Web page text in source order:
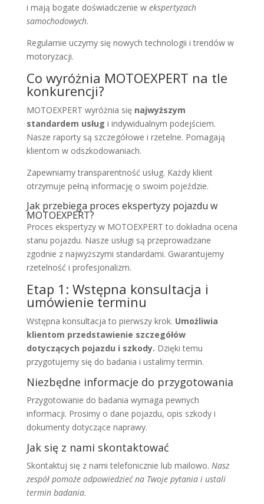
i mają bogate doświadczenie w ekspertyzach
samochodowych.
Regularnie uczymy się nowych technologii i trendów w
motoryzacji.
Co wyróżnia MOTOEXPERT na tle
konkurencji?
MOTOEXPERT wyróżnia się najwyższym
standardem usług i indywidualnym podejściem.
Nasze raporty są szczegółowe i rzetelne. Pomagają
klientom w odszkodowaniach.
Zapewniamy transparentność usług. Każdy klient
otrzymuje pełną informację o swoim pojeździe.
Jak przebiega proces ekspertyzy pojazdu w
MOTOEXPERT?
Proces ekspertyzy w MOTOEXPERT to dokładna ocena
stanu pojazdu. Nasze usługi są przeprowadzane
zgodnie z najwyższymi standardami. Gwarantujemy
rzetelność i profesjonalizm.
Etap 1: Wstępna konsultacja i
umówienie terminu
Wstępna konsultacja to pierwszy krok. Umożliwia
klientom przedstawienie szczegółów
dotyczących pojazdu i szkody. Dzięki temu
przygotujemy się do badania i ustalimy termin.
Niezbędne informacje do przygotowania
Przygotowanie do badania wymaga pewnych
informacji. Prosimy o dane pojazdu, opis szkody i
dokumenty dotyczące naprawy.
Jak się z nami skontaktować
Skontaktuj się z nami telefonicznie lub mailowo. Nasz
zespół pomoże odpowiedzieć na Twoje pytania i ustali
termin badania.